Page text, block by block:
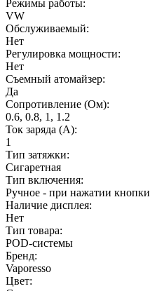
Режимы работы:
VW
Обслуживаемый:
Нет
Регулировка мощности:
Нет
Съемный атомайзер:
Да
Сопротивление (Ом):
0.6, 0.8, 1, 1.2
Ток заряда (А):
1
Тип затяжки:
Сигаретная
Тип включения:
Ручное - при нажатии
Наличие дисплея:
Нет
Тип товара:
POD-системы
Бренд:
Vaporesso
Цвет: